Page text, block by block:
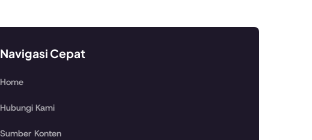
Navigasi Cepat
Home
Hubungi Kami
Sumber Konten